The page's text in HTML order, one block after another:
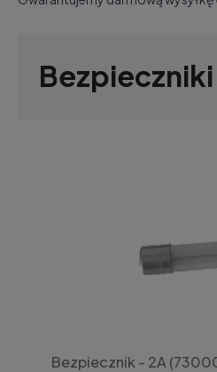
Bezpieczniki
Bezpiecznik - 2A